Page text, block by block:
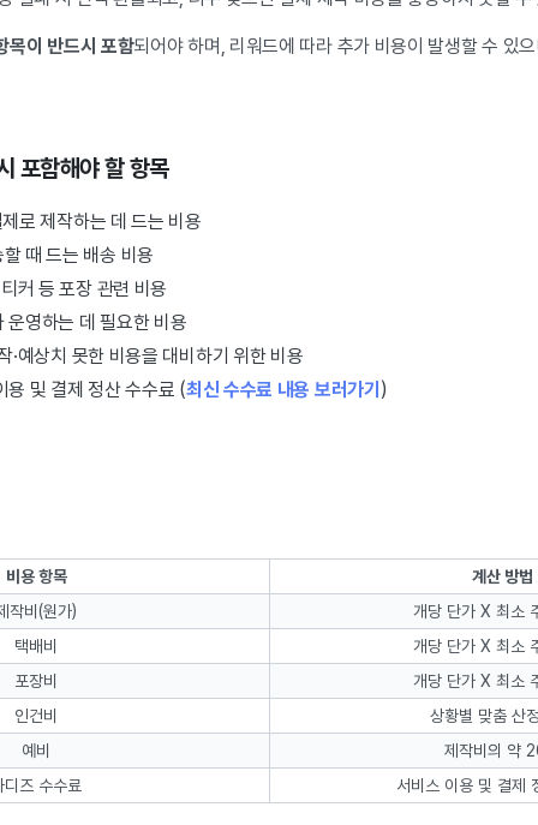
목이 반드시 포함되어야 하며, 리워드에 따라 추가 비용이 발생할 수 있
포함해야 할 항목
로 제작하는 데 드는 비용
때 드는 배송 비용
커 등 포장 관련 비용
운영하는 데 필요한 비용
·예상치 못한 비용을 대비하기 위한 비용
용 및 결제 정산 수수료 (최신 수수료 내용 보러가기 )
비용 항목
계산 방법
작비(원가)
개당 단가 X 최소
택배비
개당 단가 X 최소
포장비
개당 단가 X 최소
인건비
상황별 맞춤 산
예비
제작비의 약
디즈 수수료
서비스 이용 및 결제